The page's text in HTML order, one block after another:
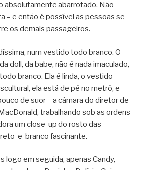
absolutamente abarrotado. Não
– e então é possível as pessoas se
os demais passageiros.
num vestido todo branco. O
doll, da babe, não é nada imaculado,
branco. Ela é linda, o vestido
ela está de pé no metrô, e
de suor – a câmara do diretor de
trabalhando sob as ordens
um close-up do rosto das
e-branco fascinante.
logo em seguida, apenas Candy,